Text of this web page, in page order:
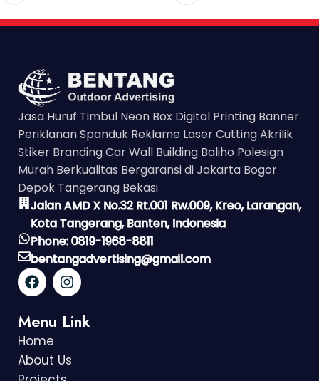
Jasa Huruf Timbul Neon Box Digital Printing Banner
Periklanan Spanduk Reklame Laser Cutting Akrilik
Stiker Branding Car Wall Building Baliho Polesign
Murah Berkualitas Bergaransi di Jakarta Bogor
Depok Tangerang Bekasi
Jalan AMD X No.32 Rt.001 Rw.009, Kreo, Larangan,
Kota Tangerang, Banten, Indonesia
Phone: 0819-1968-8811
bentangadvertising@gmail.com
Menu Link
Home
About Us